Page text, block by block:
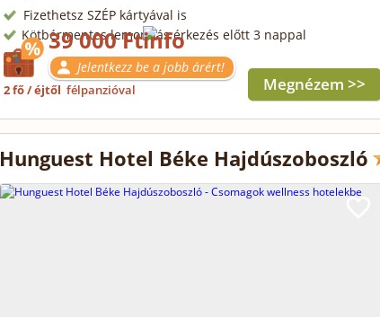
Fizethetsz SZÉP kártyával is
Kötbérmentes lemondás érkezés előtt 3 nappal
39 000 Ft
Jelentkezz be a jobb árért!
2 fő / éjtől félpanzióval Megnézem >>
Hunguest Hotel Béke Hajdúszoboszló